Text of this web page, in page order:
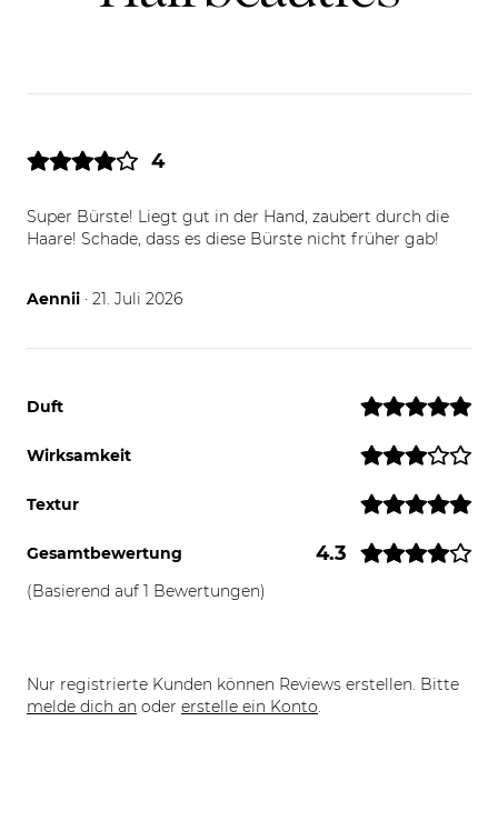
4
Super Bürste! Liegt gut in der Hand, zaubert durch die
Haare! Schade, dass es diese Bürste nicht früher gab!
Aennii 21.07.26
· 21. Juli 2026
Duft
Wirksamkeit
Textur
Gesamtbewertung 4.3
(Basierend auf 1 Bewertungen)
Nur registrierte Kunden können Reviews erstellen. Bitte
melde dich an oder erstelle ein Konto.